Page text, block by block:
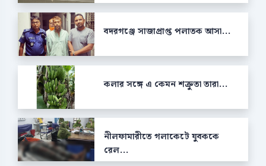
বদরগঞ্জে সাজাপ্রাপ্ত পলাতক আসা...
কলার সঙ্গে এ কেমন শক্রুতা তারা...
নীলফামারীতে গলাকেটে যুবককে
রেল...